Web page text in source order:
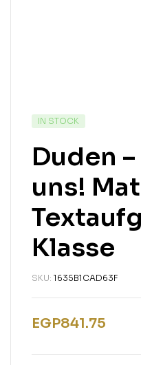
IN STOCK
Duden
uns!
Klasse
SKU: 1635B1CAD63F
EGP841.75